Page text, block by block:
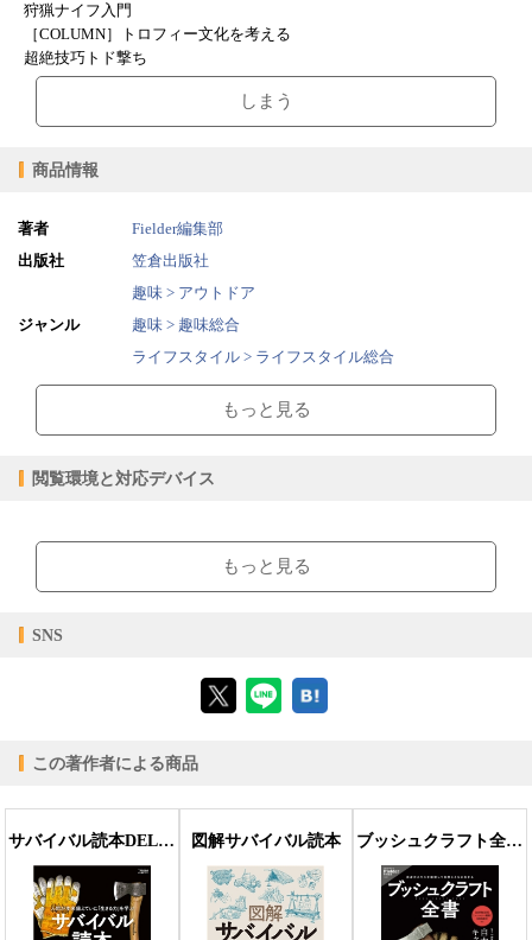
狩猟ナイフ入門
［COLUMN］トロフィー文化を考える
超絶技巧トド撃ち
しまう
商品情報
著者
Fielder編集部
出版社
笠倉出版社
ジャンル
趣味 > アウトドア
趣味 > 趣味総合
ライフスタイル > ライフスタイル総合
販売開始日
2026/05/15
【販売形態】
もっと見る
閲覧環境と対応デバイス
ブラウザビューア・PC版ConTenDoビューア・モバイルビューア
【対応デバイス】
【PC版ConTenDoビューア】
【モバイルビューア】
もっと見る
SNS
この著作者による商品
サバイバル読本DELUXE(Fielder特別編集) 図解サバイバル読本 ブッシュクラフト全書(Fielder特別編集)